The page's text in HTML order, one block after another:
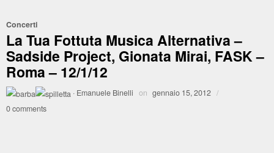
Concerti
La Tua Fottuta Musica Alternativa –
Sadside Project, Gionata Mirai, FASK –
Roma – 12/1/12
· Emanuele Binelli on gennaio 15, 2012 /
0 comments